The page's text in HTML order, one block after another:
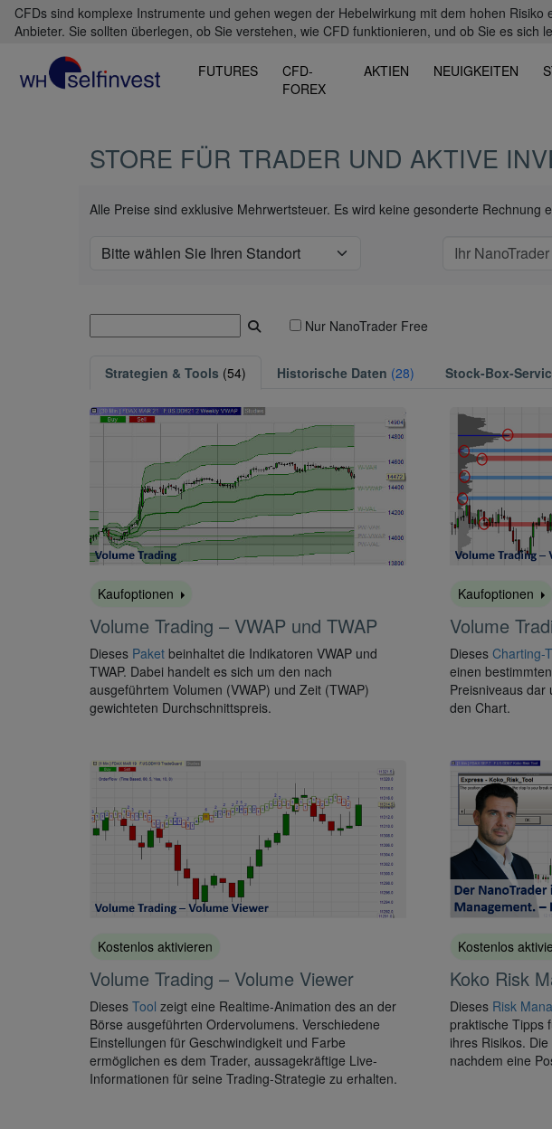
CFDs sind komplexe Instrumente und gehen wegen der Hebelwirkung mit dem hohen
Anbieter. Sie sollten überlegen, ob Sie verstehen, wie CFD funktionieren, und ob Sie es
FUTURES
CFD-
FOREX
AKTIEN NEUIGKEITEN
STORE FÜR TRADER UND AKTIVE
Alle Preise sind exklusive Mehrwertsteuer. Es wird keine gesonderte
Nur NanoTrader Free
Strategien & Tools (54) Historische Daten (28) Stock-Box-
Kaufoptionen
Volume Trading – VWAP und TWAP
Dieses Paket beinhaltet die Indikatoren VWAP und
TWAP. Dabei handelt es sich um den nach
ausgeführtem Volumen (VWAP) und Zeit (TWAP)
gewichteten Durchschnittspreis.
Kaufoptionen
Volume
Dieses Charting-
einen
Preisniveaus dar
den Chart.
Kostenlos aktivieren
Volume Trading – Volume Viewer
Dieses Tool zeigt eine Realtime-Animation des an der
Börse ausgeführten Ordervolumens. Verschiedene
Einstellungen für Geschwindigkeit und Farbe
ermöglichen es dem Trader, aussagekräftige Live-
Informationen für seine Trading-Strategie zu erhalten.
Kostenlos
Koko Risk
Dieses Risk
praktische Tipps
ihres Risikos.
nachdem eine